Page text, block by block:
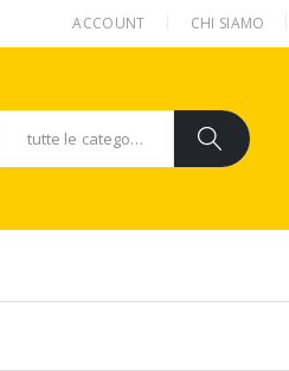
ACCOUNT CHI SIAMO
tutte le categorie